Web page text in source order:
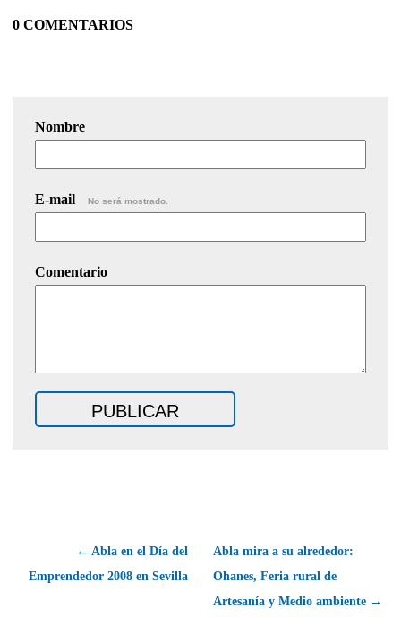
0 COMENTARIOS
Nombre
E-mail No será mostrado.
Comentario
← Abla en el Día del
Emprendedor 2008 en Sevilla
Abla mira a su alrededor:
Ohanes, Feria rural de
Artesanía y Medio ambiente →